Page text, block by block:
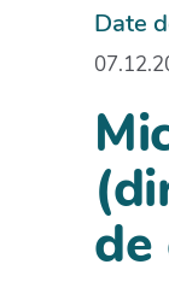
Date
de